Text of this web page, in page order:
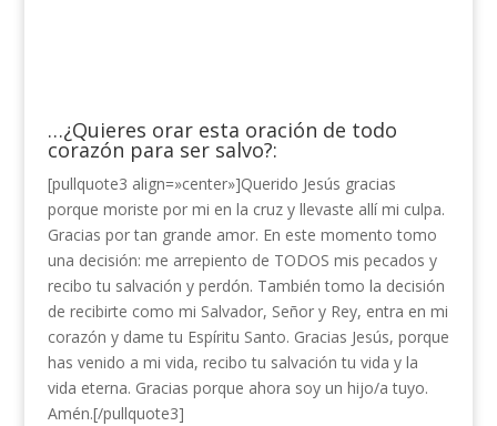
…¿Quieres orar esta oración de todo
corazón para ser salvo?:
[pullquote3 align=»center»]Querido Jesús gracias
porque moriste por mi en la cruz y llevaste allí mi culpa.
Gracias por tan grande amor. En este momento tomo
una decisión: me arrepiento de TODOS mis pecados y
recibo tu salvación y perdón. También tomo la decisión
de recibirte como mi Salvador, Señor y Rey, entra en mi
corazón y dame tu Espíritu Santo. Gracias Jesús, porque
has venido a mi vida, recibo tu salvación tu vida y la
vida eterna. Gracias porque ahora soy un hijo/a tuyo.
Amén.[/pullquote3]